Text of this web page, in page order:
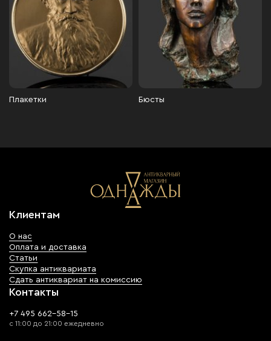
Плакетки Бюсты
Клиентам
О нас
Оплата и доставка
Статьи
Скупка антиквариата
Сдать антиквариат на комиссию
Контакты
+7 495 662-58-15
с 11:00 до 21:00 ежедневно